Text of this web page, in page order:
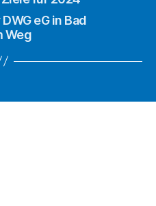
eG in Bad
Weg